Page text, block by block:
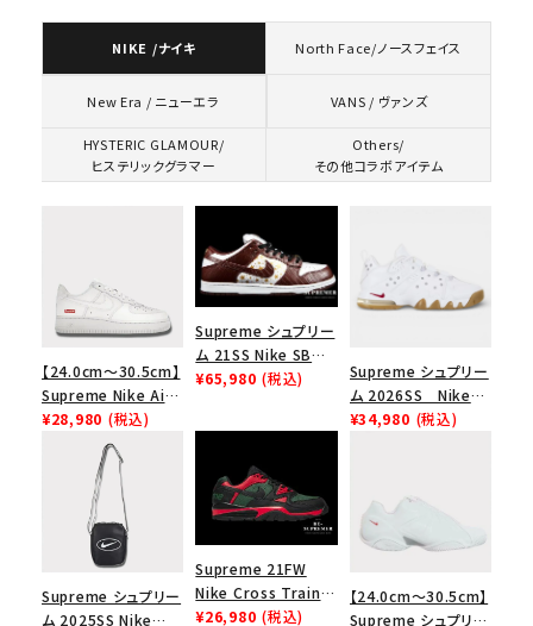
NIKE /ナイキ North Face/ノースフェイス
New Era / ニューエラ VANS / ヴァンズ
HYSTERIC GLAMOUR/
ヒステリックグラマー
Others/
その他コラボアイテム
【24.0cm～30.5cm】
Supreme Nike Air
Force 1 Low シュプ
リーム ナイキエアフォ
ース１スニーカー シ
ューズ ホワイト
¥28,980 (税込)
Supreme シュプリー
ム 21SS Nike SB
Dunk Low ナイキSB
¥65,980 (税込)
Supreme シュプリー
ム 2026SS Nike
SB Air Max 2 CB 94
¥34,980 (税込)
Supreme シュプリー
ム 2025SS Nike
Supreme 21FW
Nike Cross Trainer
Low ナイキクロスト
¥26,980 (税込)
【24.0cm～30.5cm】
Supreme シュプリー